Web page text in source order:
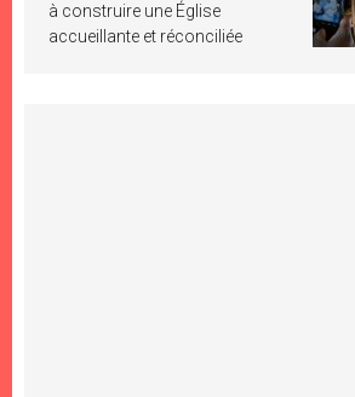
à construire une Église
accueillante et réconciliée